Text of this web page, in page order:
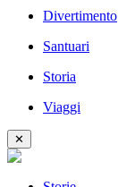
Divertimento
Santuari
Storia
Viaggi
✕